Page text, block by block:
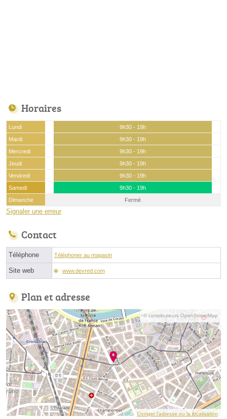
Horaires
Lundi
9h30 - 19h
Mardi
9h30 - 19h
Mercredi
9h30 - 19h
Jeudi
9h30 - 19h
Vendredi
9h30 - 19h
Samedi
9h30 - 19h
Dimanche
Fermé
Signaler une erreur
Contact
Téléphone Téléphoner au magasin
Site web www.devred.com
Plan et adresse
© contributeurs OpenStreetMap
Corriger l’adresse ou la localisation